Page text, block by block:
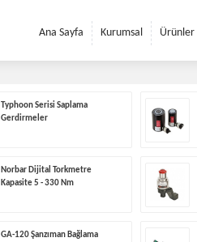
Ana Sayfa Kurumsal Ürünler
Typhoon Serisi Saplama
Gerdirmeler
Norbar Dijital Torkmetre
Kapasite 5 - 330 Nm
GA-120 Şanzıman Bağlama